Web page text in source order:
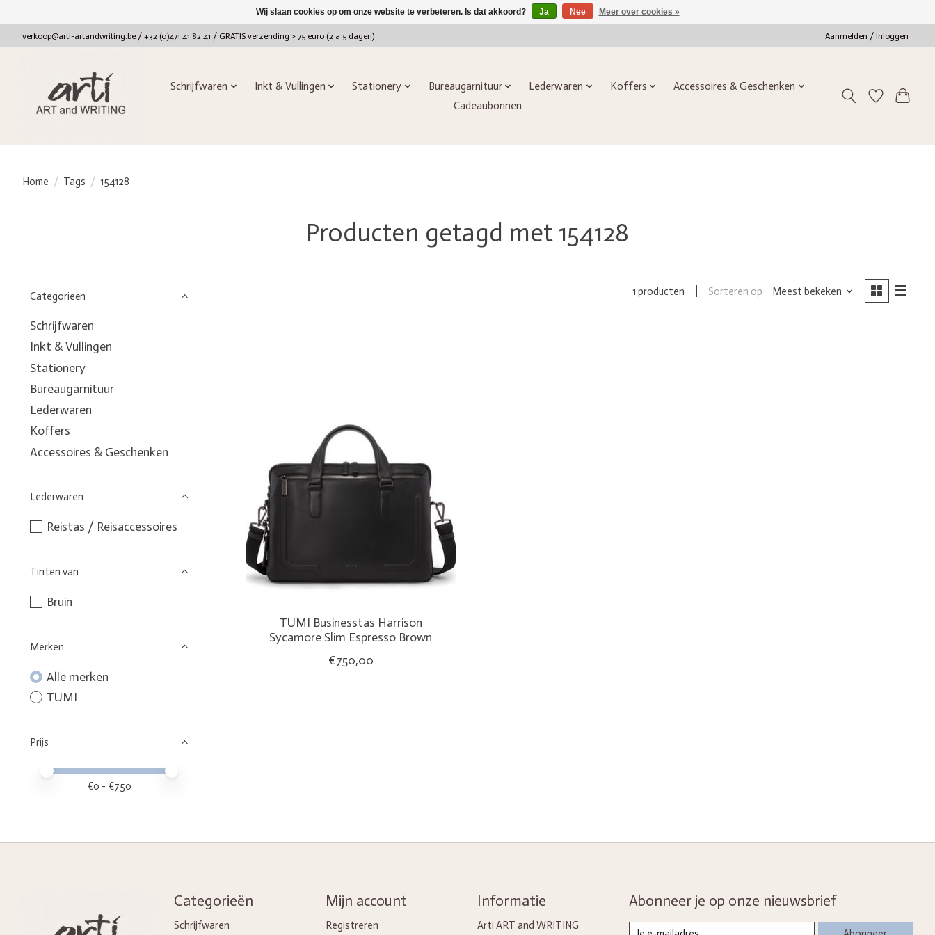
verkoop@arti-artandwriting.be/ +32 (0)471 41 82 41 / GRATIS verzending > 75 euro (2 a 5 dagen) Aanmelden / Inloggen
Schrijfwaren Inkt & Vullingen Stationery Bureaugarnituur Lederwaren Koffers
Accessoires & Geschenken
Cadeaubonnen
Home / Tags / 154128
Producten getagd met 154128
Categorieën
Schrijfwaren
Inkt & Vullingen
Stationery
Bureaugarnituur
Lederwaren
Koffers
Accessoires & Geschenken
Lederwaren
Reistas / Reisaccessoires
Tinten van
Bruin
Merken
Alle merken
TUMI
Prijs
Minimale prijswaarde
Price maximum value
€0 - €750
1 producten Sorteren op Meest bekeken
TUMI Businesstas Harrison
Sycamore Slim Espresso Brown
€750,00
Categorieën
Schrijfwaren
Mijn account
Registreren
Informatie
Arti ART and WRITING
Abonneer je op onze nieuwsbrief
Wij slaan cookies op om onze website te verbeteren. Is dat akkoord? Ja Nee Meer over cookies »